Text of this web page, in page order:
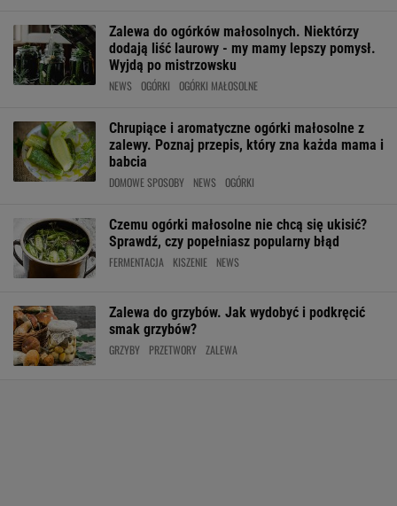
Zalewa do ogórków małosolnych. Niektórzy
dodają liść laurowy - my mamy lepszy pomysł.
Wyjdą po mistrzowsku
NEWS OGÓRKI OGÓRKI MAŁOSOLNE
Chrupiące i aromatyczne ogórki małosolne z
zalewy. Poznaj przepis, który zna każda mama i
babcia
DOMOWE SPOSOBY NEWS OGÓRKI
Czemu ogórki małosolne nie chcą się ukisić?
Sprawdź, czy popełniasz popularny błąd
FERMENTACJA KISZENIE NEWS
Zalewa do grzybów. Jak wydobyć i podkręcić
smak grzybów?
GRZYBY PRZETWORY ZALEWA